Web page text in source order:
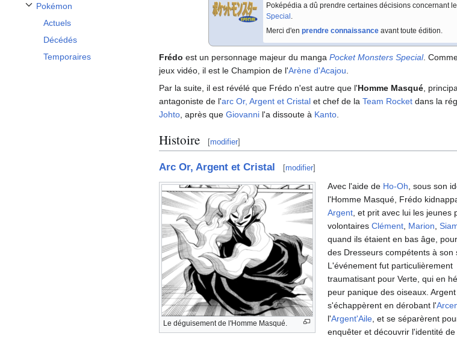
Pokémon
Afficher / masquer la sous-section Pokémon
Actuels
Décédés
Temporaires
Poképédia a dû prendre certaines décisions concernant
Special .
Merci d'en prendre connaissanceavant toute édition.
Frédo est un personnage majeur du manga Pocket Monsters Special.
jeux vidéo, il est le Champion de l'Arène d'Acajou
Par la suite, il est révélé que Frédo n'est autre que l'Homme Masqué ,
antagoniste de l'arc Or, Argent et Cristal et chef de la Team Rocket dans la
Johto , après que Giovanni l'a dissoute à Kanto
Histoire [modifier]
Arc Or, Argent et Cristal [modifier]
Le déguisement de l'Homme Masqué.
Avec l'aide de Ho-Oh , sous son
l'Homme Masqué, Frédo
Argent, et prit avec lui les jeunes
volontaires Clément, Marion
quand ils étaient en bas âge,
des Dresseurs compétents à son
L'événement fut particulièrement
traumatisant pour Verte, qui en
peur panique des oiseaux.
s'échappèrent en dérobant l'
l'Argent'Aile, et se séparèrent
enquêter et découvrir l'identité de